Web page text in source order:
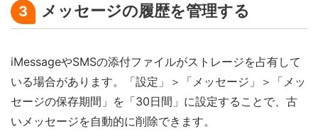
3 メッセージの履歴を管理する
iMessageやSMSの添付ファイルがストレージを占有して
いる場合があります。「設定」＞「メッセージ」＞「メッ
セージの保存期間」を「30日間」に設定することで、古
いメッセージを自動的に削除できます。